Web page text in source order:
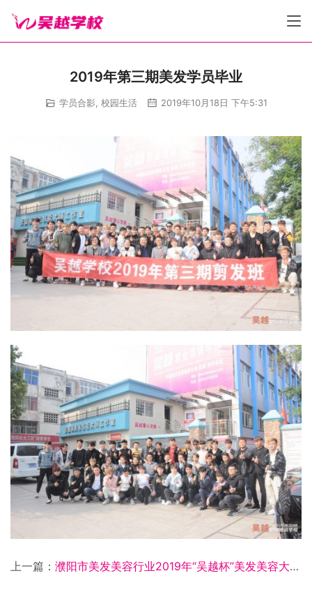
2019年第三期美发学员毕业
学员合影 校园生活 2019年10月18日 下午5:31
上一篇： 濮阳市美发美容行业2019年“吴越杯”美发美容大赛圆满闭幕